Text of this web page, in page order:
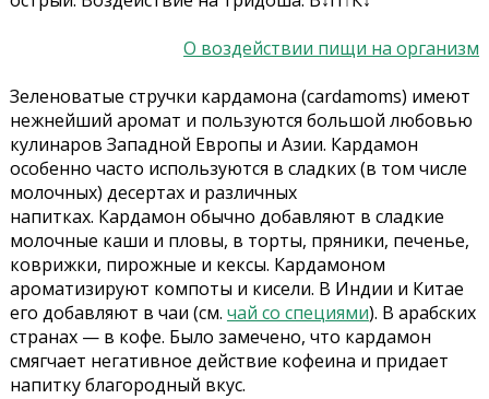
О воздействии пищи на организм
Зеленоватые стручки кардамона (cardamoms) имеют
нежнейший аромат и пользуются большой любовью
кулинаров Западной Европы и Азии. Кардамон
особенно часто используются в сладких (в том числе
молочных) десертах и различных
напитках. Кардамон обычно добавляют в сладкие
молочные каши и пловы, в торты, пряники, печенье,
коврижки, пирожные и кексы. Кардамоном
ароматизируют компоты и кисели. В Индии и Китае
его добавляют в чаи (см. чай со специями). В арабских
странах — в кофе. Было замечено, что кардамон
смягчает негативное действие кофеина и придает
напитку благородный вкус.